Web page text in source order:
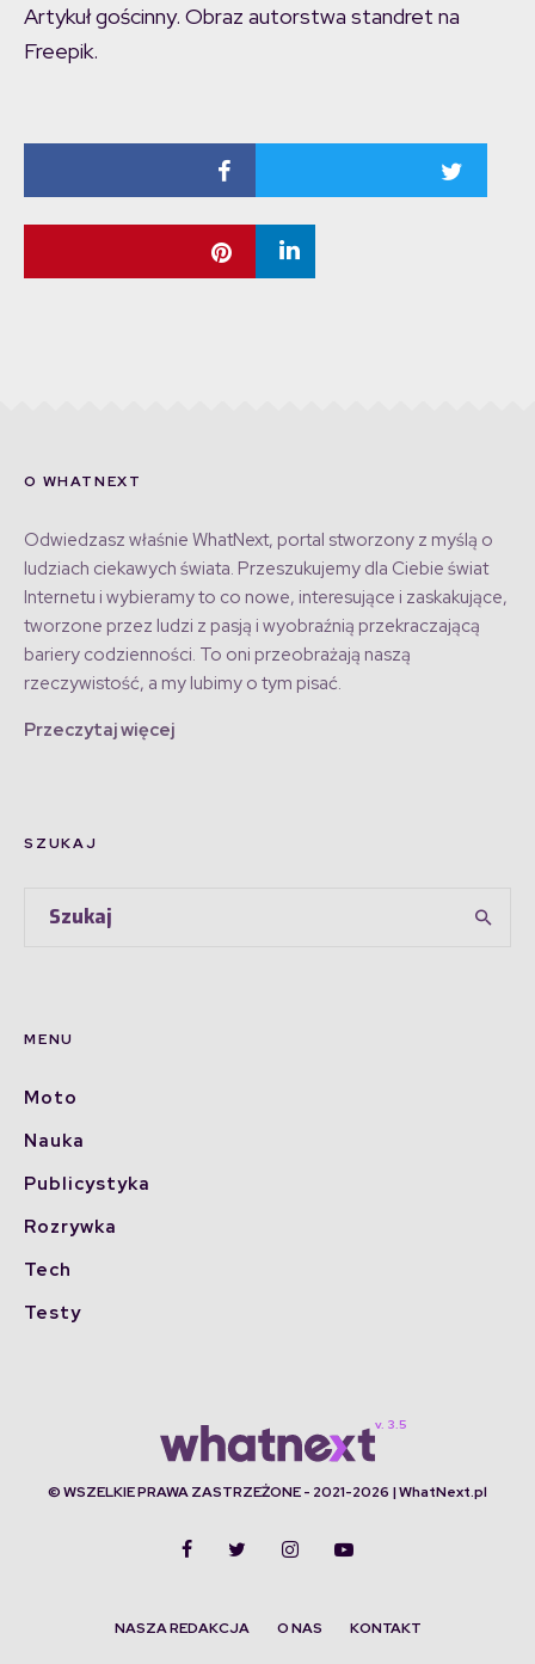
Artykuł gościnny. Obraz autorstwa standret na
Freepik.
O WHATNEXT
Odwiedzasz właśnie WhatNext, portal stworzony z myślą o
ludziach ciekawych świata. Przeszukujemy dla Ciebie świat
Internetu i wybieramy to co nowe, interesujące i zaskakujące,
tworzone przez ludzi z pasją i wyobraźnią przekraczającą
bariery codzienności. To oni przeobrażają naszą
rzeczywistość, a my lubimy o tym pisać.
Przeczytaj więcej
SZUKAJ
MENU
Moto
Nauka
Publicystyka
Rozrywka
Tech
Testy
© WSZELKIE PRAWA ZASTRZEŻONE - 2021-2026 | WhatNext.pl
NASZA REDAKCJA O NAS KONTAKT